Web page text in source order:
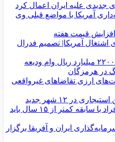
جدیدی علیه ایران اعمال کرد
آمریکا با مواضع قبلی وی
افزایش قیمت هفته
اشتغال آمریکا| تصمیم فدرال
تسهیل در پرداخت بیش از ۲۲۰۰ میلیارد ریال وام ودیعه
در هرمزگان
ارزی تقاضاهای غیرواقعی
در ۱۲ شهر جدید
قانون جدید بازنشستگی؛ افراد با سابقه کمتر از ۱۵ سال باید
ایران و آفریقا برگزار